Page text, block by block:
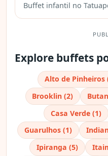
Buffet infantil no
Explore buffets
Alto de Pinheiros
Brooklin (2)
Casa Verde (1)
Guarulhos (1)
Ipiranga (5)